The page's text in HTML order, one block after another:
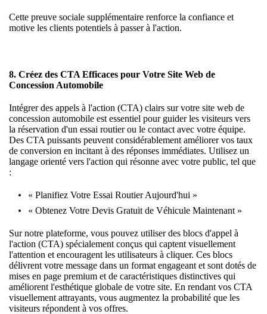
Cette preuve sociale supplémentaire renforce la confiance et
motive les clients potentiels à passer à l'action.
8. Créez des CTA Efficaces pour Votre Site Web de
Concession Automobile
Intégrer des appels à l'action (CTA) clairs sur votre site web de
concession automobile est essentiel pour guider les visiteurs vers
la réservation d'un essai routier ou le contact avec votre équipe.
Des CTA puissants peuvent considérablement améliorer vos taux
de conversion en incitant à des réponses immédiates. Utilisez un
langage orienté vers l'action qui résonne avec votre public, tel que
:
« Planifiez Votre Essai Routier Aujourd'hui »
« Obtenez Votre Devis Gratuit de Véhicule Maintenant »
Sur notre plateforme, vous pouvez utiliser des blocs d'appel à
l'action (CTA) spécialement conçus qui captent visuellement
l'attention et encouragent les utilisateurs à cliquer. Ces blocs
délivrent votre message dans un format engageant et sont dotés de
mises en page premium et de caractéristiques distinctives qui
améliorent l'esthétique globale de votre site. En rendant vos CTA
visuellement attrayants, vous augmentez la probabilité que les
visiteurs répondent à vos offres.